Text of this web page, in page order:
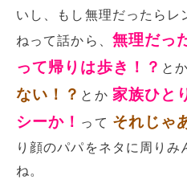
いし、もし無理だったらレ
ねって話から、 無理だっ
って帰りは歩き！？ とか
ない！？ とか 家族ひと
シーか！ って それじゃ
り顔のパパをネタに周りみ
ね。